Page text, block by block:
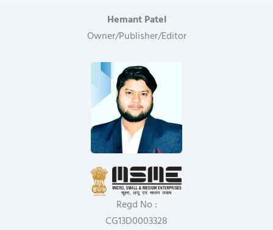
Hemant Patel
Owner/Publisher/Editor
Regd No :
CG13D0003328